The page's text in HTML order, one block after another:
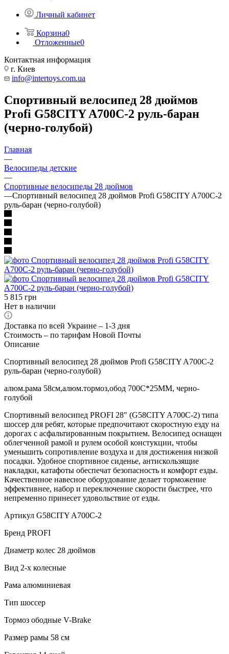
Личный кабинет
Корзина0
Отложенные0
Контактная информация
г. Киев
info@intertoys.com.ua
Спортивный велосипед 28 дюймов
Profi G58CITY A700C-2 руль-баран
(черно-голубой)
Главная
—
Велосипеды детские
—
Спортивные велосипеды 28 дюймов
—Спортивный велосипед 28 дюймов Profi G58CITY A700C-2
руль-баран (черно-голубой)
5 815 грн
Нет в наличии
Доставка по всей Украине – 1-3 дня
Стоимость – по тарифам Новой Почты
Описание
Спортивный велосипед 28 дюймов Profi G58CITY A700C-2
руль-баран (черно-голубой)
алюм.рама 58см,алюм.тормоз,обод 700C*25MM, черно-
голубой
Спортивный велосипед PROFI 28" (G58CITY A700C-2) типа
шоссер для ребят, которые предпочитают скоростную езду на
дорогах с асфальтированным покрытием. Велосипед оснащен
облегченной рамой и рулем особой констукции, чтобы
уменьшить сопротивление воздуха и для достижения низкой
посадки. Удобное спортивное сиденье, антискользящие
накладки, катафоты обеспечат безопасность и комфорт езды.
Качественное навесное оборудование делает торможение
эффективнее, набор и переключение скорости быстрее, что
непременно принесет удовольствие от езды.
Артикул G58CITY A700C-2
Бренд PROFI
Диаметр колес 28 дюймов
Вид 2-х колесные
Рама алюминиевая
Тип шоссер
Тормоз ободные V-Brake
Размер рамы 58 см